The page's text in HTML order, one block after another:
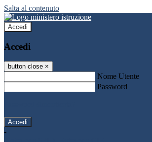
Salta al contenuto
Accedi
Accedi
button close ×
Nome Utente
Password
-